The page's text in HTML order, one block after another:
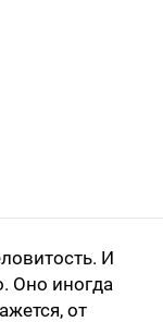
И
Оно иногда
от